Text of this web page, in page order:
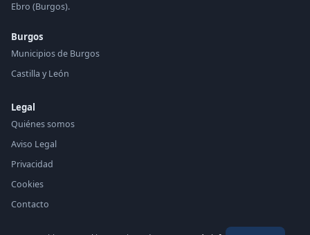
Ebro (Burgos).
Burgos
Municipios de Burgos
Castilla y León
Legal
Quiénes somos
Aviso Legal
Privacidad
Cookies
Contacto